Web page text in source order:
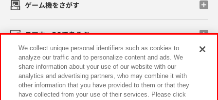
ゲーム機をさがす
スマホ・PCであそぶ
イベント・キャンペーン
We collect unique personal identifiers such as cookies to
analyze our traffic and to personalize content and ads. We
share information about your use of our website with our
analytics and advertising partners, who may combine it with
other information that you have provided to them or that they
have collected from your use of their services. Please click